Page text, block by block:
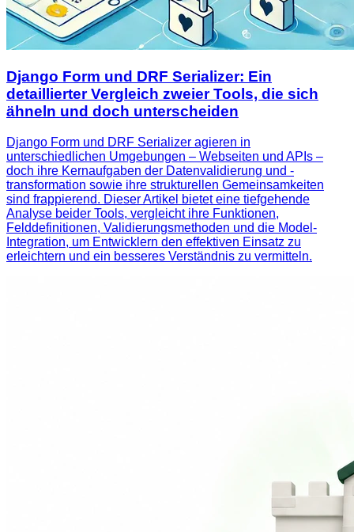
Django Form und DRF Serializer: Ein
detaillierter Vergleich zweier Tools, die sich
ähneln und doch unterscheiden
Django Form und DRF Serializer agieren in
unterschiedlichen Umgebungen – Webseiten und APIs –
doch ihre Kernaufgaben der Datenvalidierung und -
transformation sowie ihre strukturellen Gemeinsamkeiten
sind frappierend. Dieser Artikel bietet eine tiefgehende
Analyse beider Tools, vergleicht ihre Funktionen,
Felddefinitionen, Validierungsmethoden und die Model-
Integration, um Entwicklern den effektiven Einsatz zu
erleichtern und ein besseres Verständnis zu vermitteln.